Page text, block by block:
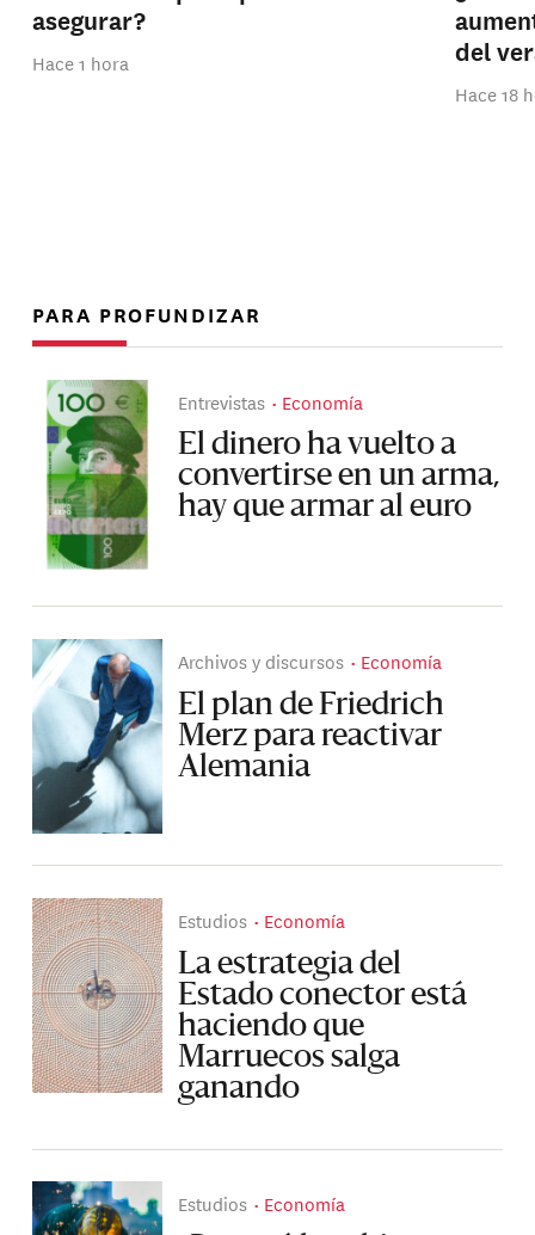
asegurar?
Hace 1 hora
del
Hace 18
PARA PROFUNDIZAR
Entrevistas Economía
El dinero ha vuelto a
convertirse en un arma,
hay que armar al euro
Archivos y discursos Economía
El plan de Friedrich
Merz para reactivar
Alemania
Estudios Economía
La estrategia del
Estado conector está
haciendo que
Marruecos salga
ganando
Estudios Economía